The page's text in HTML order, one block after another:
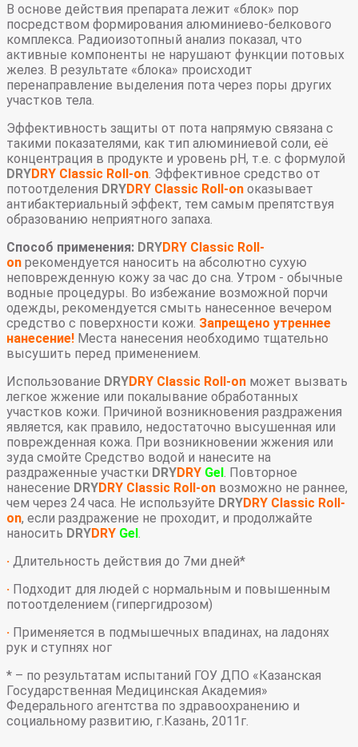
В основе действия препарата лежит «блок» пор
посредством формирования алюминиево-белкового
комплекса. Радиоизотопный анализ показал, что
активные компоненты не нарушают функции потовых
желез. В результате «блока» происходит
перенаправление выделения пота через поры других
участков тела.
Эффективность защиты от пота напрямую связана с
такими показателями, как тип алюминиевой соли, её
концентрация в продукте и уровень pH, т.е. с формулой
DRYDRY Classic Roll-on. Эффективное средство от
потоотделения DRYDRY Classic Roll-on оказывает
антибактериальный эффект, тем самым препятствуя
образованию неприятного запаха.
Способ применения: DRYDRY Classic Roll-
on рекомендуется наносить на абсолютно сухую
неповрежденную кожу за час до сна. Утром - обычные
водные процедуры. Во избежание возможной порчи
одежды, рекомендуется смыть нанесенное вечером
средство с поверхности кожи. Запрещено утреннее
нанесение! Места нанесения необходимо тщательно
высушить перед применением.
Использование DRYDRY Classic Roll-on может вызвать
легкое жжение или покалывание обработанных
участков кожи. Причиной возникновения раздражения
является, как правило, недостаточно высушенная или
поврежденная кожа. При возникновении жжения или
зуда смойте Средство водой и нанесите на
раздраженные участки DRYDRY Gel. Повторное
нанесение DRYDRY Classic Roll-on возможно не раннее,
чем через 24 часа. Не используйте DRYDRY Classic Roll-
on, если раздражение не проходит, и продолжайте
наносить DRYDRY Gel.
· Длительность действия до 7ми дней*
· Подходит для людей с нормальным и повышенным
потоотделением (гипергидрозом)
· Применяется в подмышечных впадинах, на ладонях
рук и ступнях ног
* – по результатам испытаний ГОУ ДПО «Казанская
Государственная Медицинская Академия»
Федерального агентства по здравоохранению и
социальному развитию, г.Казань, 2011г.